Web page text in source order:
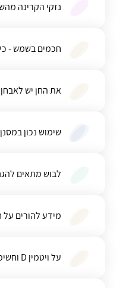
נזקי הקרינה
חכמים בשמש -
את החן יש
שימוש נכון
לבוש מתאים
מידע להורים על
על ויטמין D וחשיפה לשמש